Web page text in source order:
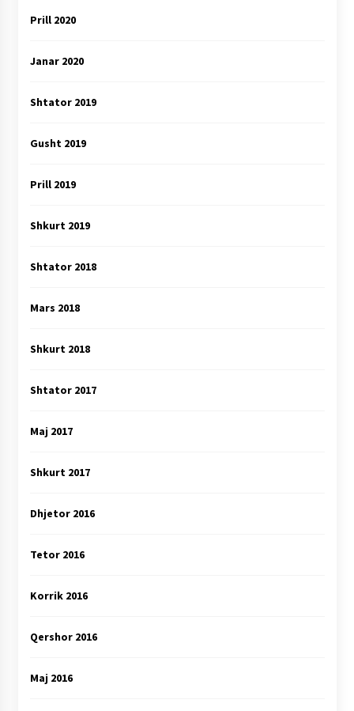
Prill 2020
Janar 2020
Shtator 2019
Gusht 2019
Prill 2019
Shkurt 2019
Shtator 2018
Mars 2018
Shkurt 2018
Shtator 2017
Maj 2017
Shkurt 2017
Dhjetor 2016
Tetor 2016
Korrik 2016
Qershor 2016
Maj 2016